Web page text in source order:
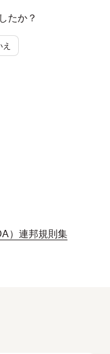
たか？
）連邦規則集